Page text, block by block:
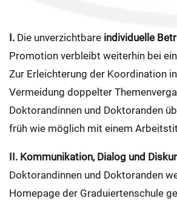
I. Die unverzichtbare individuelle
Promotion verbleibt weiterhin bei
Zur Erleichterung der Koordination
Vermeidung doppelter
Doktorandinnen und Doktoranden
früh wie möglich mit einem
II. Kommunikation, Dialog und
Doktorandinnen und Doktoranden
Homepage der Graduiertenschule